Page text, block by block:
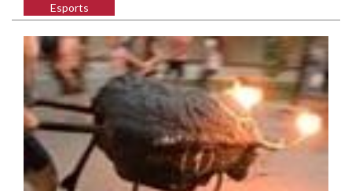
Esports